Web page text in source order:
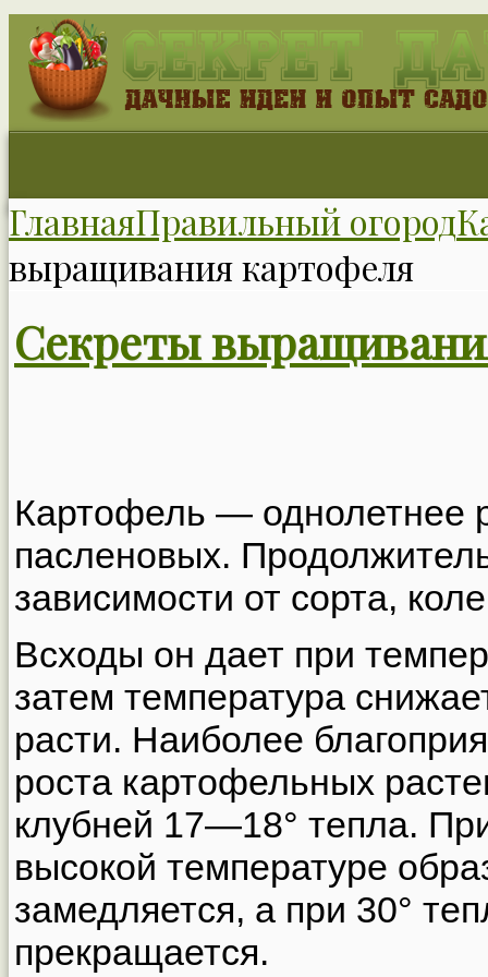
ГлавнаяПравильный огород
выращивания картофеля
Секреты
Картофель — однолетнее
пасленовых.
зависимости от сорта,
Всходы он дает при
затем температура
расти. Наиболее
роста картофельных
клубней 17—18° тепла.
высокой температуре
замедляется, а при 30°
прекращается.